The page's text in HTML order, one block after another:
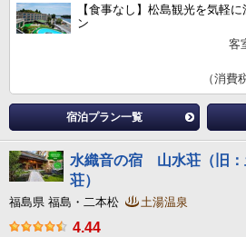
【食事なし】松島観光を気軽
ン
客
（消費
宿泊プラン一覧
水織音の宿 山水荘（旧
荘）
福島県 福島・二本松 土湯温泉
4.44